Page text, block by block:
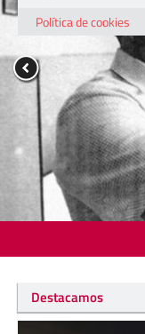
Destacamos
Política de cookies